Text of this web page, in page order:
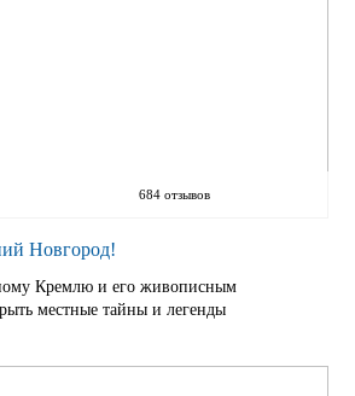
684 отзывов
Новгород!
Кремлю и его живописным
местные тайны и легенды